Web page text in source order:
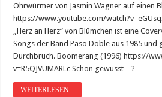
Ohrwürmer von Jasmin Wagner auf einen
https://www.youtube.com/
„Herz an Herz“ von Blümchen ist eine
Songs der Band Paso Doble aus 1985
Durchbruch. Boomerang (1996) https://
v=R5QJVUMARLc Schon gewusst…? …
WEITERLESEN...